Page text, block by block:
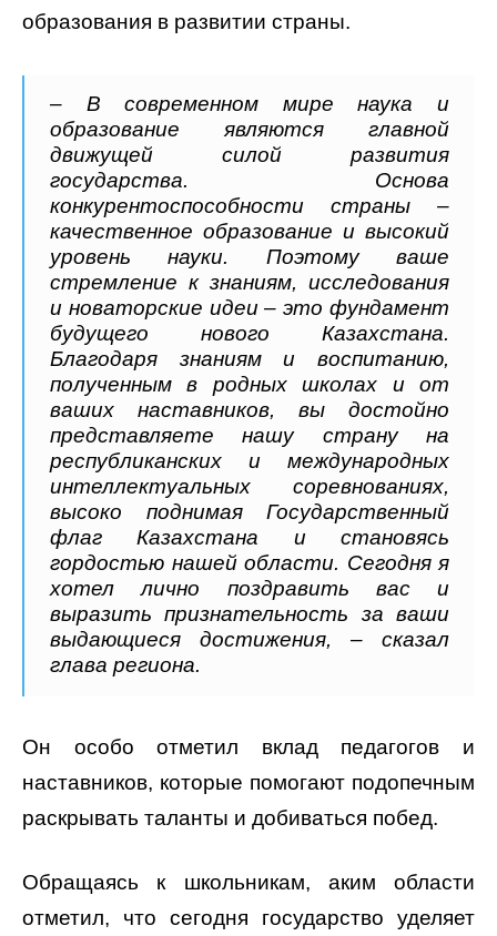
образования в развитии страны.
– В современном мире наука и
образование являются главной
движущей силой развития
государства. Основа
конкурентоспособности страны –
качественное образование и высокий
уровень науки. Поэтому ваше
стремление к знаниям, исследования
и новаторские идеи – это фундамент
будущего нового Казахстана.
Благодаря знаниям и воспитанию,
полученным в родных школах и от
ваших наставников, вы достойно
представляете нашу страну на
республиканских и международных
интеллектуальных соревнованиях,
высоко поднимая Государственный
флаг Казахстана и становясь
гордостью нашей области. Сегодня я
хотел лично поздравить вас и
выразить признательность за ваши
выдающиеся достижения, – сказал
глава региона.
Он особо отметил вклад педагогов и
наставников, которые помогают подопечным
раскрывать таланты и добиваться побед.
Обращаясь к школьникам, аким области
отметил, что сегодня государство уделяет